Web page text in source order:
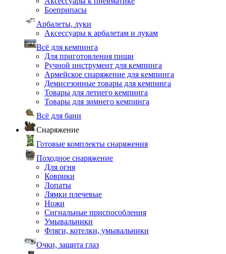
Боеприпасы
Арбалеты, луки
Аксессуары к арбалетам и лукам
Всё для кемпинга
Для приготовления пищи
Ручной инструмент для кемпинга
Армейское снаряжение для кемпинга
Демисезонные товары для кемпинга
Товары для летнего кемпинга
Товары для зимнего кемпинга
Всё для бани
Снаряжение
Готовые комплекты снаряжения
Походное снаряжение
Для огня
Коврики
Лопаты
Лямки плечевые
Ножи
Сигнальные приспособления
Умывальники
Фляги, котелки, умывальники
Очки, защита глаз